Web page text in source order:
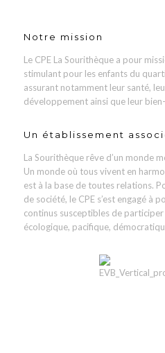
Notre mission
Le CPE La Sourithèque a pour
stimulant pour les enfants du
assurant notamment leur santé,
développement ainsi que leur
Un établissement
La Sourithèque rêve d’un monde
Un monde où tous vivent en
est à la base de toutes relations.
de société, le CPE s’est engagé à
continus susceptibles de
écologique, pacifique,